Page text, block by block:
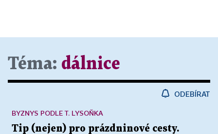
Téma: dálnice
ODEBÍRAT
Tip (nejen) pro prázdninové cesty.
BYZNYS PODLE T. LYSOŇKA